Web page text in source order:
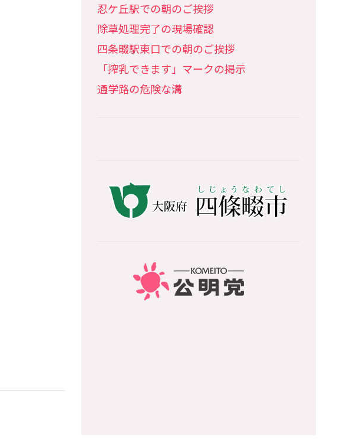
忍ケ丘駅での朝のご挨拶
除草処理完了の現場確認
四条畷駅東口での朝のご挨拶
「搾乳できます」マークの掲示
通学路の危険な溝